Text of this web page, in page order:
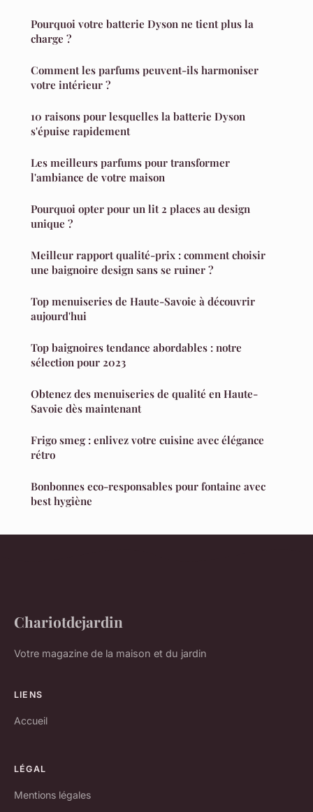
Pourquoi votre batterie Dyson ne tient plus la
charge ?
Comment les parfums peuvent-ils harmoniser
votre intérieur ?
10 raisons pour lesquelles la batterie Dyson
s'épuise rapidement
Les meilleurs parfums pour transformer
l'ambiance de votre maison
Pourquoi opter pour un lit 2 places au design
unique ?
Meilleur rapport qualité-prix : comment choisir
une baignoire design sans se ruiner ?
Top menuiseries de Haute-Savoie à découvrir
aujourd'hui
Top baignoires tendance abordables : notre
sélection pour 2023
Obtenez des menuiseries de qualité en Haute-
Savoie dès maintenant
Frigo smeg : enlivez votre cuisine avec élégance
rétro
Bonbonnes eco-responsables pour fontaine avec
best hygiène
Chariotdejardin
Votre magazine de la maison et du jardin
LIENS
Accueil
LÉGAL
Mentions légales